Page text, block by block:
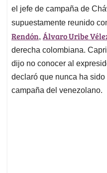
el jefe de campaña de
supuestamente reunido
Rendón, Álvaro Uribe
derecha colombiana.
dijo no conocer al
declaró que nunca ha
campaña del venezolano.